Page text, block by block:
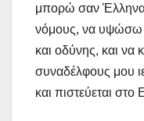
μπορώ σαν
νόμους, να
και οδύνης, και να
συναδέλφους μου
και πιστεύεται στο